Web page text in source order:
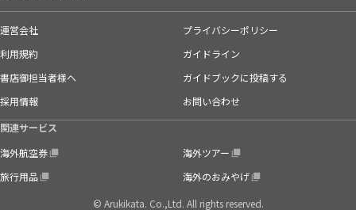
運営会社
プライバシーポリシー
利用規約
ガイドライン
書店御担当者様へ
ガイドブックに投稿する
採用情報
お問い合わせ
関連サービス
海外航空券
海外ツアー
旅行用品
海外のおみやげ
© Arukikata. Co.,Ltd. All rights reserved.